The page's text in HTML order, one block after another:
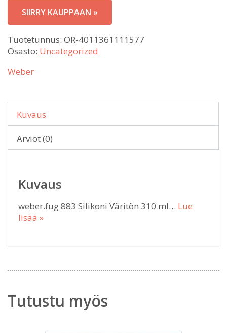
SIIRRY KAUPPAAN »
Tuotetunnus: OR-4011361111577
Osasto: Uncategorized
Weber
Kuvaus
Arviot (0)
Kuvaus
weber.fug 883 Silikoni Väritön 310 ml… Lue
lisää »
Tutustu myös